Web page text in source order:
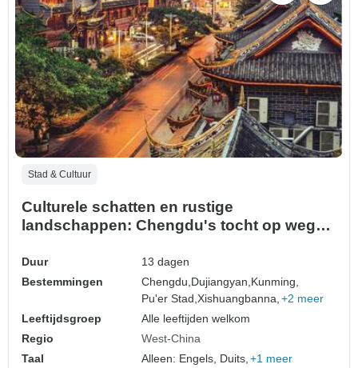
Stad & Cultuur
Culturele schatten en rustige
landschappen: Chengdu's tocht op weg
Duur
13 dagen
Bestemmingen
Chengdu,Dujiangyan,Kunming,
Pu'er Stad,Xishuangbanna, +2 meer
Leeftijdsgroep
Alle leeftijden welkom
Regio
West-China
Taal
Alleen: Engels, Duits, +1 meer